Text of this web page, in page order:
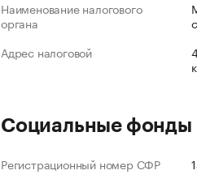
Наименование налогового
органа
Адрес налоговой
Социальные фонды
Регистрационный номер СФР